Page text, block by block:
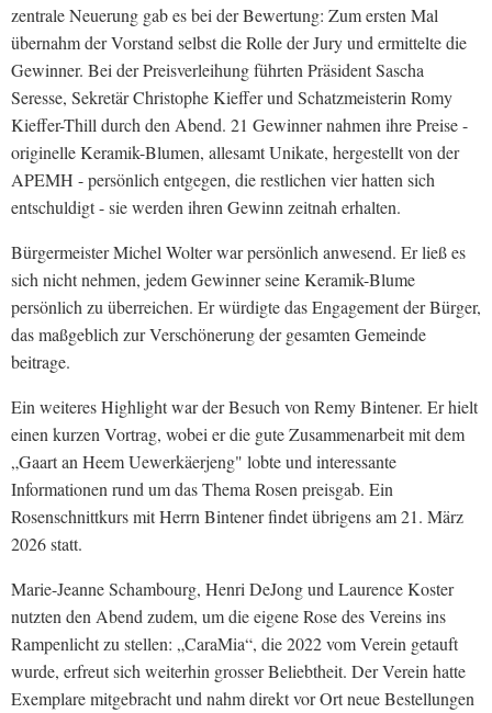
zentrale Neuerung gab es bei der Bewertung: Zum ersten Mal
übernahm der Vorstand selbst die Rolle der Jury und ermittelte die
Gewinner. Bei der Preisverleihung führten Präsident Sascha
Seresse, Sekretär Christophe Kieffer und Schatzmeisterin Romy
Kieffer-Thill durch den Abend. 21 Gewinner nahmen ihre Preise -
originelle Keramik-Blumen, allesamt Unikate, hergestellt von der
APEMH - persönlich entgegen, die restlichen vier hatten sich
entschuldigt - sie werden ihren Gewinn zeitnah erhalten.
Bürgermeister Michel Wolter war persönlich anwesend. Er ließ es
sich nicht nehmen, jedem Gewinner seine Keramik-Blume
persönlich zu überreichen. Er würdigte das Engagement der Bürger,
das maßgeblich zur Verschönerung der gesamten Gemeinde
beitrage.
Ein weiteres Highlight war der Besuch von Remy Bintener. Er hielt
einen kurzen Vortrag, wobei er die gute Zusammenarbeit mit dem
„Gaart an Heem Uewerkäerjeng" lobte und interessante
Informationen rund um das Thema Rosen preisgab. Ein
Rosenschnittkurs mit Herrn Bintener findet übrigens am 21. März
2026 statt.
Marie-Jeanne Schambourg, Henri DeJong und Laurence Koster
nutzten den Abend zudem, um die eigene Rose des Vereins ins
Rampenlicht zu stellen: „CaraMia“, die 2022 vom Verein getauft
wurde, erfreut sich weiterhin grosser Beliebtheit. Der Verein hatte
Exemplare mitgebracht und nahm direkt vor Ort neue Bestellungen